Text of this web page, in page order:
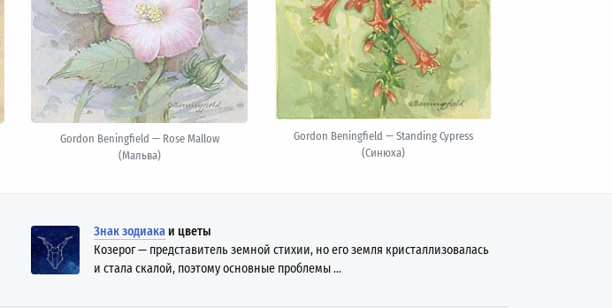
Gordon Beningfield — Rose Mallow
(Мальва)
Gordon Beningfield — Standing Cypress
(Синюха)
Знак зодиака и цветы
Козерог — представитель земной стихии, но его земля кристаллизовалась
и стала скалой, поэтому основные проблемы ...